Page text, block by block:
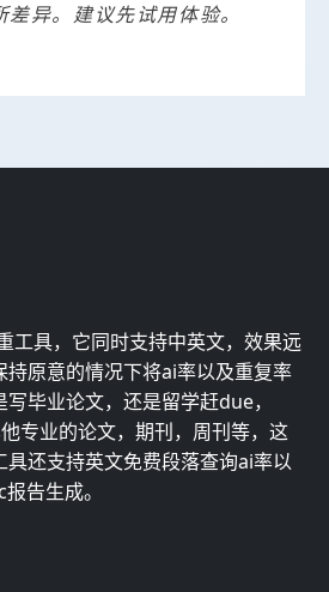
差异。建议先试用体验。
工具，它同时支持中英文，效果远
持原意的情况下将ai率以及重复率
毕业论文，还是留学赶due，
专业的论文，期刊，周刊等，这
还支持英文免费段落查询ai率以
告生成。